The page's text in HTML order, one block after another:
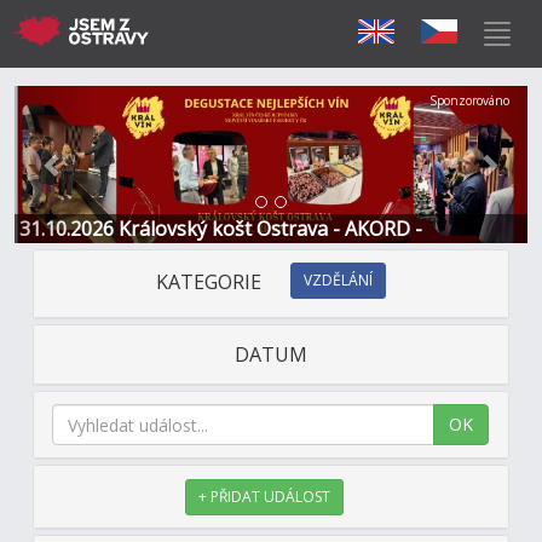
31.10.2026 Královský košt Ostrava - AKORD -
Restaurace a Hotel
Předchozí Další
Sponzorováno
KATEGORIE VZDĚLÁNÍ
DATUM
OK
+ PŘIDAT UDÁLOST